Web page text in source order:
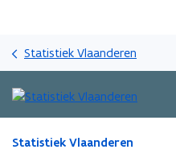
Statistiek Vlaanderen
Gedaan
Statistiek Vlaanderen